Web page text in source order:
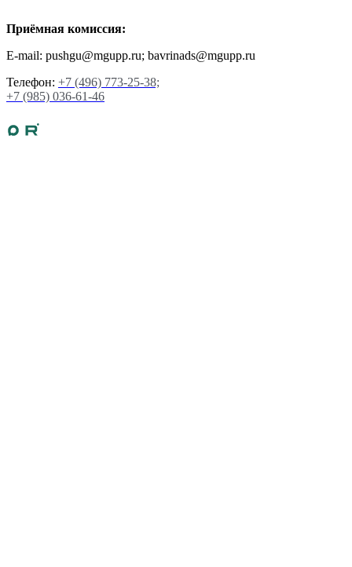
Приёмная комиссия:
E-mail: pushgu@mgupp.ru; bavrinads@mgupp.ru
Телефон: +7 (496) 773-25-38;
+7 (985) 036-61-46